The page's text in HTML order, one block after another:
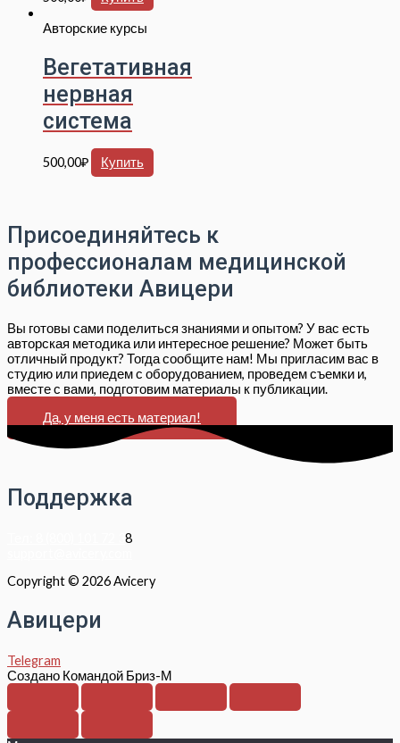
Авторские курсы
Вегетативная
нервная
система
500,00₽ Купить
Присоединяйтесь к
профессионалам медицинской
библиотеки Авицери
Вы готовы сами поделиться знаниями и опытом? У вас есть
авторская методика или интересное решение? Может быть
отличный продукт? Тогда сообщите нам! Мы пригласим вас в
студию или приедем с оборудованием, проведем съемки и,
вместе с вами, подготовим материалы к публикации.
Да, у меня есть материал!
Поддержка
8
Copyright © 2026 Avicery
Авицери
Telegram
Создано Командой Бриз-М